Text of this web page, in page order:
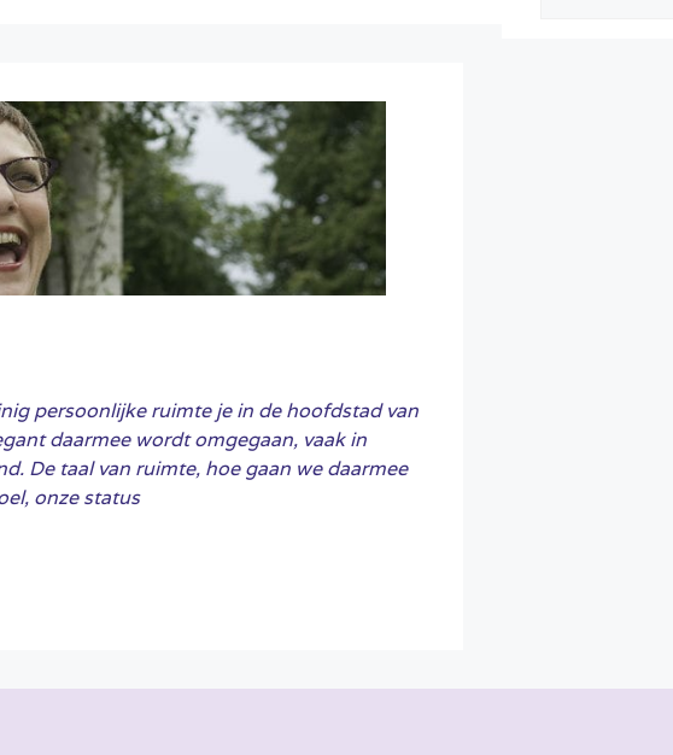
persoonlijke ruimte je in de hoofdstad van
daarmee wordt omgegaan, vaak in
De taal van ruimte, hoe gaan we daarmee
onze status